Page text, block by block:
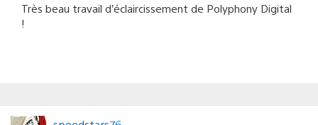
Très beau travail d’éclaircissement de Polyphony Digital
!